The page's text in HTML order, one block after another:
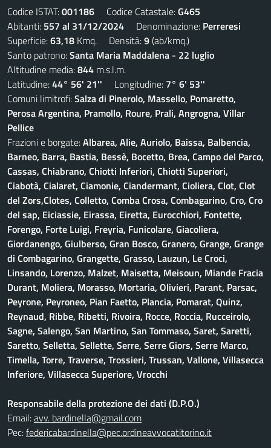
Codice ISTAT:001186 Codice Catastale:G465
Abitanti: 557 al 31/12/2024 Denominazione: Perreresi
Superficie:63,18 Kmq. Densità:9(ab/kmq.)
Santo patrono:Santa Maria Maddalena - 22 luglio
Altitudine media:844 m.s.l.m.
Latitudine:44° 56' 21'' Longitudine: 7° 6' 53''
Comuni limitrofi:Salza di Pinerolo, Massello, Pomaretto,
Perosa Argentina, Pramollo, Roure, Prali, Angrogna, Villar
Pellice
Frazioni e borgate:Albarea, Alie, Auriolo, Baissa, Balbencia,
Barneo, Barra, Bastia, Bessè, Bocetto, Brea, Campo del Parco,
Cassas, Chiabrano, Chiotti Inferiori, Chiotti Superiori,
Ciabotà, Cialaret, Ciamonie, Ciandermant, Cioliera, Clot, Clot
del Zors,Clotes, Colletto, Comba Crosa, Combagarino, Cro, Cro
del sap, Eiciassie, Eirassa, Eiretta, Eurocchiori, Fontette,
Forengo, Forte Luigi, Freyria, Funicolare, Giacoliera,
Giordanengo, Giulberso, Gran Bosco, Granero, Grange, Grange
di Combagarino, Grangette, Grasso, Lauzun, Le Croci,
Linsando, Lorenzo, Malzet, Maisetta, Meisoun, Miande Fracia
Durant, Moliera, Morasso, Mortaria, Olivieri, Parant, Parsac,
Peyrone, Peyroneo, Pian Faetto, Plancia, Pomarat, Quinz,
Reynaud, Ribbe, Ribetti, Rivoira, Rocce, Roccia, Rucceirolo,
Sagne, Salengo, San Martino, San Tommaso, Saret, Saretti,
Saretto, Selletta, Sellette, Serre, Serre Giors, Serre Marco,
Timella, Torre, Traverse, Trossieri, Trussan, Vallone, Villasecca
Inferiore, Villasecca Superiore, Vrocchi
Responsabile della protezione dei dati (D.P.O.)
Email:avv. bardinella@gmail.com
Pec:federicabardinella@pec.ordineavvocatitorino.it